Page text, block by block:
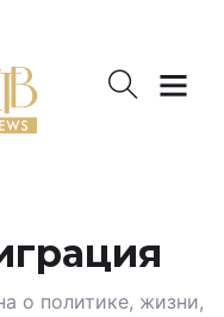
о политике, жизни,